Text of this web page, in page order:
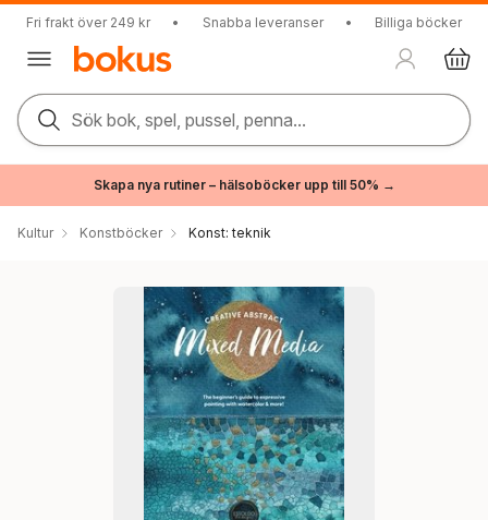
Fri frakt över 249 kr • Snabba leveranser • Billiga böcker
Sök bok, spel, pussel, penna...
Skapa nya rutiner – hälsoböcker upp till 50% →
Kultur Konstböcker Konst: teknik